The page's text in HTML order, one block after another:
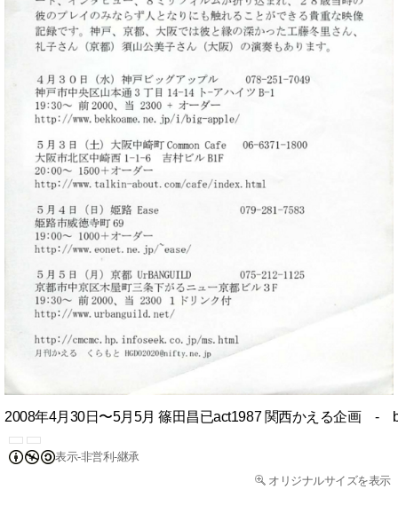
2008年4月30日〜5月5月 篠田昌已act1987 関西かえる企画 -
表示-非営利-継承
オリジナルサイズを表示